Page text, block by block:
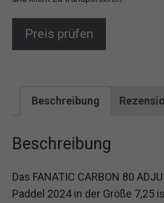
Preis prüfen
Beschreibung
Beschreibung
Das FANATIC CARBON 80
Paddel 2024 in der Größe 7,25